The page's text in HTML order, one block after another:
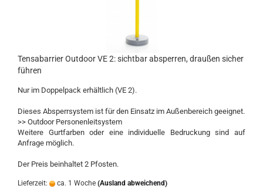
Tensabarrier Outdoor VE 2: sichtbar absperren, draußen sicher
führen
Nur im Doppelpack erhältlich (VE 2).
Dieses Absperrsystem ist für den Einsatz im Außenbereich geeignet.
>> ​Outdoor Personenleitsystem
Weitere Gurtfarben oder eine individuelle Bedruckung sind auf
Anfrage möglich.
Der Preis beinhaltet 2 Pfosten.
Lieferzeit: ca. 1 Woche (Ausland abweichend)